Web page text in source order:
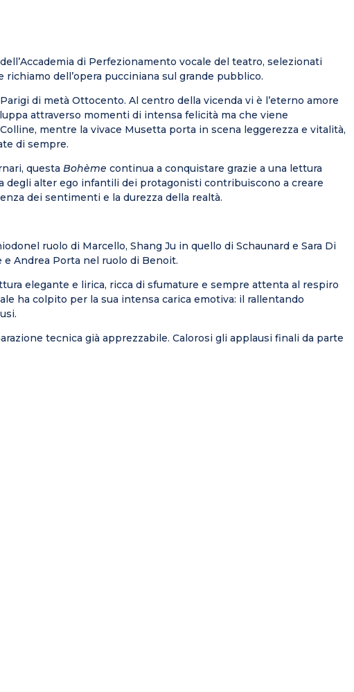
di Perfezionamento vocale del teatro, selezionati
dell’opera pucciniana sul grande pubblico.
di metà Ottocento. Al centro della vicenda vi è l’eterno amore
attraverso momenti di intensa felicità ma che viene
mentre la vivace Musetta porta in scena leggerezza e vitalità,
di sempre.
questa Bohème continua a conquistare grazie a una lettura
degli alter ego infantili dei protagonisti contribuiscono a creare
dei sentimenti e la durezza della realtà.
ruolo di Marcello, Shang Ju in quello di Schaunard e Sara Di
e Andrea Porta nel ruolo di Benoit.
elegante e lirica, ricca di sfumature e sempre attenta al respiro
ha colpito per la sua intensa carica emotiva: il rallentando
tecnica già apprezzabile. Calorosi gli applausi finali da parte